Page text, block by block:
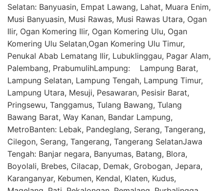
Selatan: Banyuasin, Empat Lawang, Lahat, Muara Enim,
Musi Banyuasin, Musi Rawas, Musi Rawas Utara, Ogan
Ilir, Ogan Komering Ilir, Ogan Komering Ulu, Ogan
Komering Ulu Selatan,Ogan Komering Ulu Timur,
Penukal Abab Lematang Ilir, Lubuklinggau, Pagar Alam,
Palembang, PrabumulihLampung: Lampung Barat,
Lampung Selatan, Lampung Tengah, Lampung Timur,
Lampung Utara, Mesuji, Pesawaran, Pesisir Barat,
Pringsewu, Tanggamus, Tulang Bawang, Tulang
Bawang Barat, Way Kanan, Bandar Lampung,
MetroBanten: Lebak, Pandeglang, Serang, Tangerang,
Cilegon, Serang, Tangerang, Tangerang SelatanJawa
Tengah: Banjar negara, Banyumas, Batang, Blora,
Boyolali, Brebes, Cilacap, Demak, Grobogan, Jepara,
Karanganyar, Kebumen, Kendal, Klaten, Kudus,